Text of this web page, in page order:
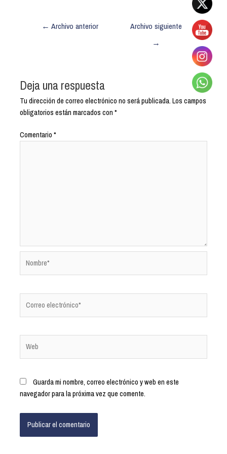
← Archivo anterior
Archivo siguiente
→
Deja una respuesta
Tu dirección de correo electrónico no será publicada. Los campos
obligatorios están marcados con*
Comentario*
Guarda mi nombre, correo electrónico y web en este
navegador para la próxima vez que comente.